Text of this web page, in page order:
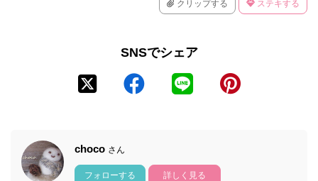
クリップする ステキする
SNSでシェア
choco さん
フォローする 詳しく見る